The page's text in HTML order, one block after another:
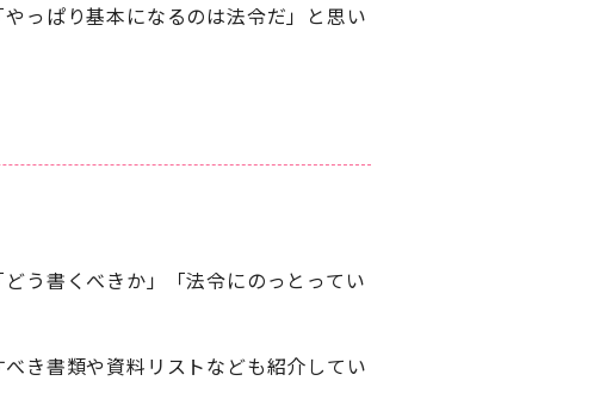
っぱり基本になるのは法令だ」と思い
う書くべきか」「法令にのっとってい
き書類や資料リストなども紹介してい